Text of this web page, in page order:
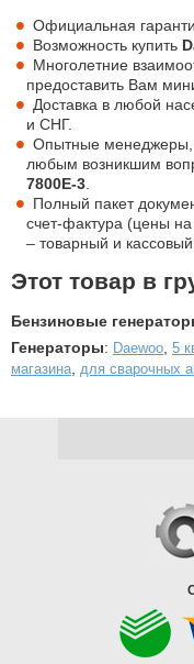
Официальная
Возможность купить
Многолетние
предоставить Вам
Доставка в любой
и СНГ.
Опытные менеджеры,
любым возникшим
7800E-3
Полный пакет
счет-фактура (цены
– товарный и кассовый
Этот товар в
Бензиновые
Генераторы: Daewoo 5
магазина для сварочных